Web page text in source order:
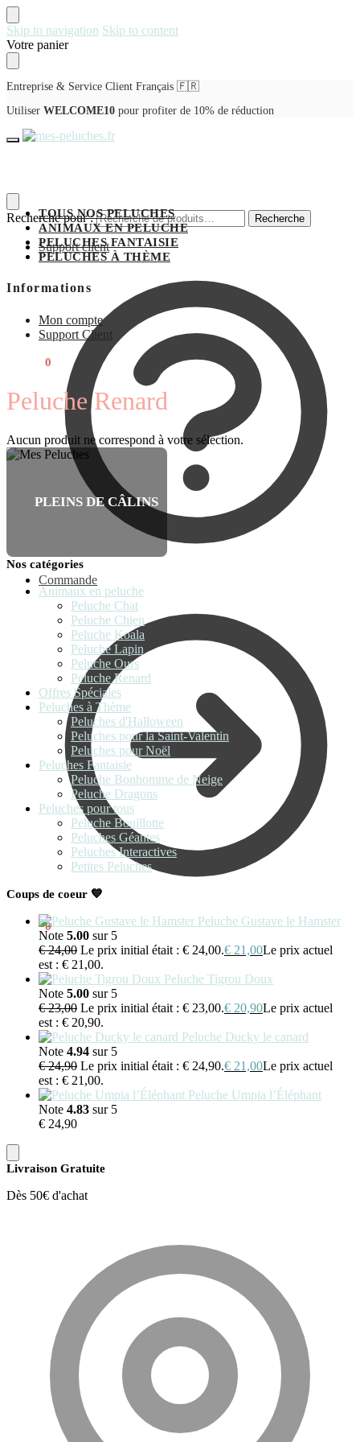
Skip to navigation Skip to content
Votre panier
Entreprise & Service Client Français 🇫🇷
Utiliser WELCOME10 pour profiter de 10% de réduction
Recherche pour : Recherche
Support client
Commande
0,00 0
TOUS NOS PELUCHES
ANIMAUX EN PELUCHE
PELUCHES FANTAISIE
PELUCHES À THÈME
Informations
Mon compte
Support Client
0
Peluche Renard
Aucun produit ne correspond à votre sélection.
PLEINS DE CÂLINS
Nos catégories
Animaux en peluche
Peluche Chat
Peluche Chien
Peluche Koala
Peluche Lapin
Peluche Ours
Peluche Renard
Offres Spéciales
Peluches à Thème
Peluches d'Halloween
Peluches pour la Saint-Valentin
Peluches pour Noël
Peluches Fantaisie
Peluche Bonhomme de Neige
Peluche Dragons
Peluches pour tous
Peluche Bouillotte
Peluches Géantes
Peluches Interactives
Petites Peluches
Coups de coeur 💙
Peluche Gustave le Hamster
Note 5.00 sur 5
€24,00 Le prix initial était : € 24,00.€ 21,00Le prix actuel
est : € 21,00.
Peluche Tigrou Doux
Note 5.00 sur 5
€23,00 Le prix initial était : € 23,00.€ 20,90Le prix actuel
est : € 20,90.
Peluche Ducky le canard
Note 4.94 sur 5
€24,90 Le prix initial était : € 24,90.€ 21,00Le prix actuel
est : € 21,00.
Peluche Umpia l’Éléphant
Note 4.83 sur 5
€ 24,90
Livraison Gratuite
Dès 50€ d'achat